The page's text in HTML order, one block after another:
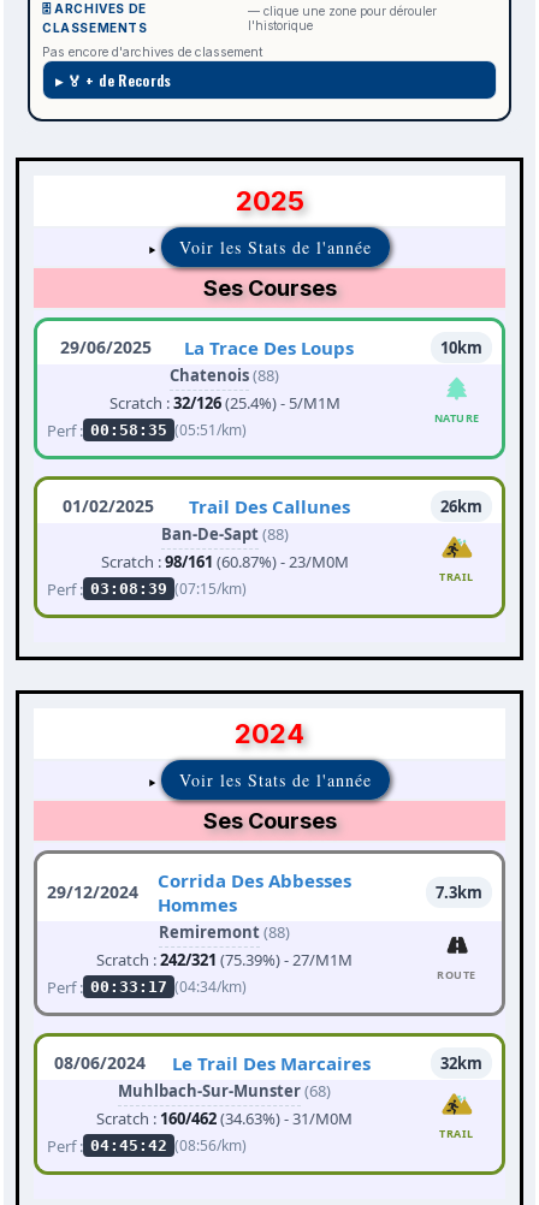
🗄️ ARCHIVES DE
CLASSEMENTS
— clique une zone pour dérouler
l'historique
Pas encore d'archives de classement
🏅 + de Records
2025
Voir les Stats de l'année
Ses Courses
29/06/2025 La Trace Des Loups
10km
Chatenois(88)
Scratch :32/126(25.4%) - 5/M1M
Perf : 00:58:35 (05:51/km)
NATURE
01/02/2025 Trail Des Callunes
26km
Ban-De-Sapt(88)
Scratch :98/161 (60.87%) - 23/M0M
Perf : 03:08:39 (07:15/km)
TRAIL
2024
Voir les Stats de l'année
Ses Courses
29/12/2024
Corrida Des Abbesses
Hommes
7.3km
Remiremont(88)
Scratch :242/321 (75.39%) - 27/M1M
Perf : 00:33:17 (04:34/km)
ROUTE
08/06/2024 Le Trail Des Marcaires
32km
Muhlbach-Sur-Munster(68)
Scratch : 160/462(34.63%) - 31/M0M
Perf : 04:45:42 (08:56/km)
TRAIL